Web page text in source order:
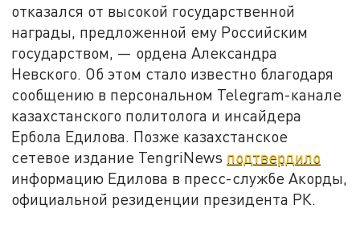
отказался от высокой государственной
награды, предложенной ему Российским
государством, — ордена Александра
Невского. Об этом стало известно благодаря
сообщению в персональном Telegram-канале
казахстанского политолога и инсайдера
Ербола Едилова. Позже казахстанское
сетевое издание TengriNews подтвердило
информацию Едилова в пресс-службе Акорды,
официальной резиденции президента РК.